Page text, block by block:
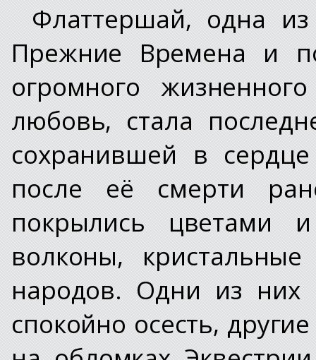
Флаттершай, одна
Прежние Времена и
огромного
любовь, стала
сохранившей в
после её смерти
покрылись цветами
волконы,
народов. Одни из них
спокойно осесть,